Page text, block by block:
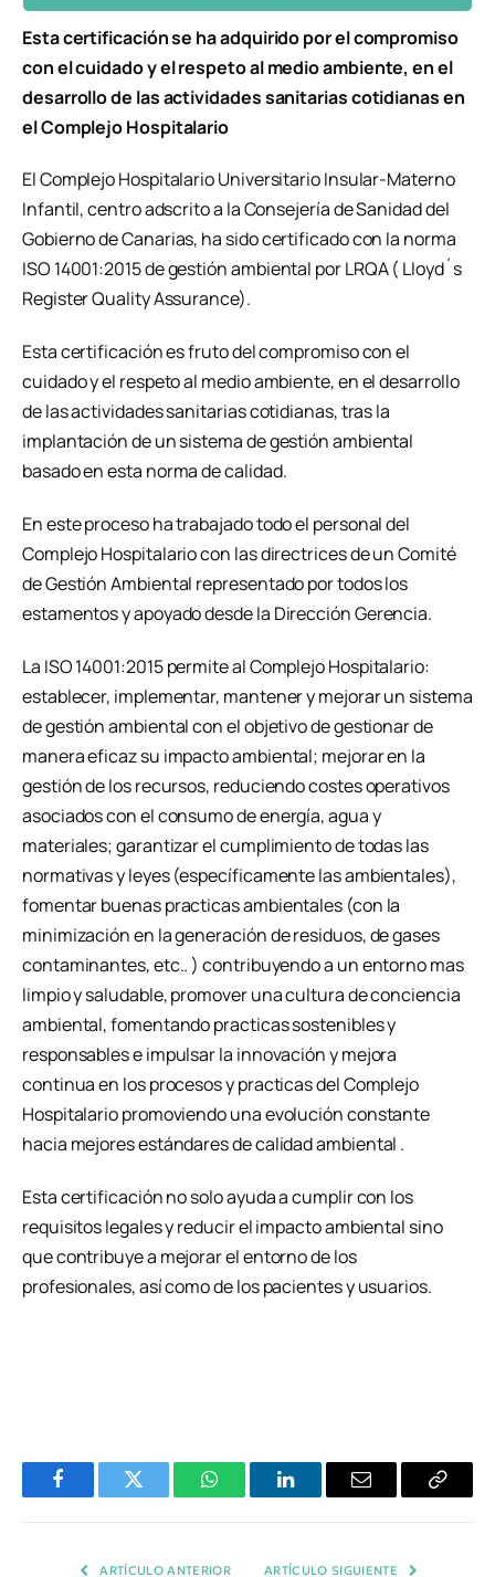
Esta certificación se ha adquirido por el compromiso
con el cuidado y el respeto al medio ambiente, en el
desarrollo de las actividades sanitarias cotidianas en
el Complejo Hospitalario
El Complejo Hospitalario Universitario Insular-Materno
Infantil, centro adscrito a la Consejería de Sanidad del
Gobierno de Canarias, ha sido certificado con la norma
ISO 14001:2015 de gestión ambiental por LRQA ( Lloyd´s
Register Quality Assurance).
Esta certificación es fruto del compromiso con el
cuidado y el respeto al medio ambiente, en el desarrollo
de las actividades sanitarias cotidianas, tras la
implantación de un sistema de gestión ambiental
basado en esta norma de calidad.
En este proceso ha trabajado todo el personal del
Complejo Hospitalario con las directrices de un Comité
de Gestión Ambiental representado por todos los
estamentos y apoyado desde la Dirección Gerencia.
La ISO 14001:2015 permite al Complejo Hospitalario:
establecer, implementar, mantener y mejorar un sistema
de gestión ambiental con el objetivo de gestionar de
manera eficaz su impacto ambiental; mejorar en la
gestión de los recursos, reduciendo costes operativos
asociados con el consumo de energía, agua y
materiales; garantizar el cumplimiento de todas las
normativas y leyes (específicamente las ambientales),
fomentar buenas practicas ambientales (con la
minimización en la generación de residuos, de gases
contaminantes, etc.. ) contribuyendo a un entorno mas
limpio y saludable, promover una cultura de conciencia
ambiental, fomentando practicas sostenibles y
responsables e impulsar la innovación y mejora
continua en los procesos y practicas del Complejo
Hospitalario promoviendo una evolución constante
hacia mejores estándares de calidad ambiental .
Esta certificación no solo ayuda a cumplir con los
requisitos legales y reducir el impacto ambiental sino
que contribuye a mejorar el entorno de los
profesionales, así como de los pacientes y usuarios.
FacebookTwitter WhatsAppLinkedInEmail
Copiar
ARTÍCULO ANTERIOR ARTÍCULO SIGUIENTE